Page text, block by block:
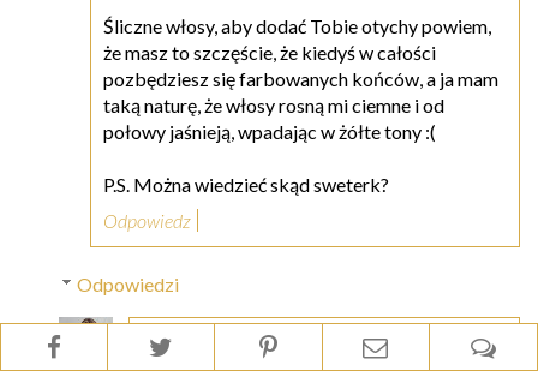
Śliczne włosy, aby dodać Tobie otychy powiem,
że masz to szczęście, że kiedyś w całości
pozbędziesz się farbowanych końców, a ja mam
taką naturę, że włosy rosną mi ciemne i od
połowy jaśnieją, wpadając w żółte tony :(
P.S. Można wiedzieć skąd sweterk?
Odpowiedz
Odpowiedzi
Natalia | blondhaircare.com